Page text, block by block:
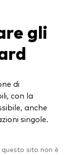
gli
di
con la
anche
singole.
sito non è